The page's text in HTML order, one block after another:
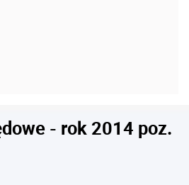
- rok 2014 poz.